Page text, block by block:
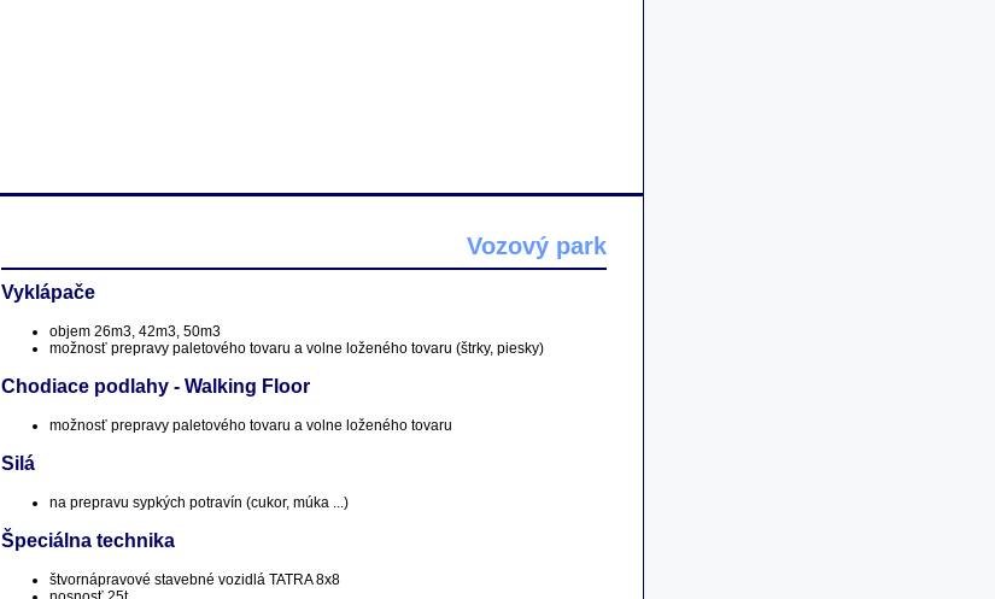
Vozový park
Vyklápače
objem 26m3, 42m3, 50m3
možnosť prepravy paletového tovaru a volne loženého tovaru (štrky, piesky)
Chodiace podlahy - Walking Floor
možnosť prepravy paletového tovaru a volne loženého tovaru
Silá
na prepravu sypkých potravín (cukor, múka ...)
Špeciálna technika
štvornápravové stavebné vozidlá TATRA 8x8